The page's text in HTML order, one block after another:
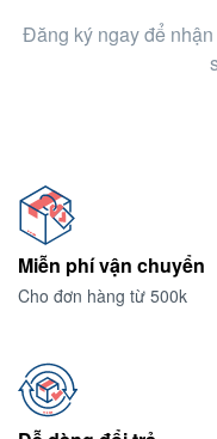
Đăng ký ngay để
Miễn phí vận chuyển
Cho đơn hàng từ 500k